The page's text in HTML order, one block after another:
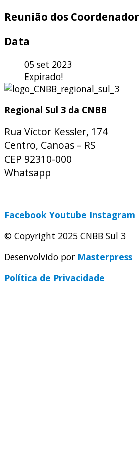
Reunião dos
Data
05 set 2023
Expirado!
Regional Sul 3 da CNBB
Rua Víctor Kessler, 174
Centro, Canoas – RS
CEP 92310-000
Whatsapp
Facebook Youtube Instagram
© Copyright 2025 CNBB Sul 3
Desenvolvido por Masterpress
Política de Privacidade